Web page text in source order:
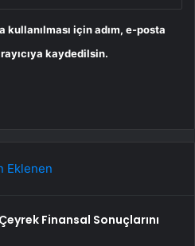
kullanılması için adım, e-posta
kaydedilsin.
Eklenen
Finansal Sonuçlarını